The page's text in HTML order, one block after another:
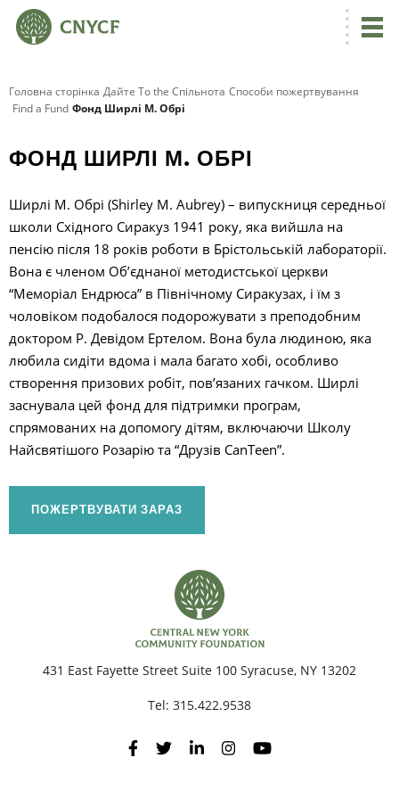
Головна сторінка Дайте To the Спільнота Способи пожертвування
Find a Fund Фонд Ширлі М. Обрі
ФОНД ШИРЛІ М. ОБРІ
Ширлі М. Обрі (Shirley M. Aubrey) – випускниця середньої
школи Східного Сиракуз 1941 року, яка вийшла на
пенсію після 18 років роботи в Брістольській лабораторії.
Вона є членом Об’єднаної методистської церкви
“Меморіал Ендрюса” в Північному Сиракузах, і їм з
чоловіком подобалося подорожувати з преподобним
доктором Р. Девідом Ертелом. Вона була людиною, яка
любила сидіти вдома і мала багато хобі, особливо
створення призових робіт, пов’язаних гачком. Ширлі
заснувала цей фонд для підтримки програм,
спрямованих на допомогу дітям, включаючи Школу
Найсвятішого Розарію та “Друзів CanTeen”.
ПОЖЕРТВУВАТИ ЗАРАЗ
431 East Fayette Street Suite 100 Syracuse, NY 13202
Tel: 315.422.9538